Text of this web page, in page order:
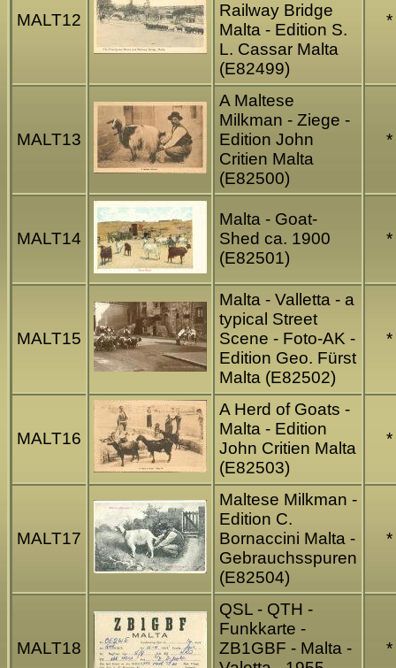
MALT12
Railway Bridge
Malta - Edition S.
L. Cassar Malta
(E82499)
*
MALT13
A Maltese
Milkman - Ziege -
Edition John
Critien Malta
(E82500)
*
MALT14
Malta - Goat-
Shed ca. 1900
(E82501)
*
MALT15
Malta - Valletta - a
typical Street
Scene - Foto-AK -
Edition Geo. Fürst
Malta (E82502)
*
MALT16
A Herd of Goats -
Malta - Edition
John Critien Malta
(E82503)
*
MALT17
Maltese Milkman -
Edition C.
Bornaccini Malta -
Gebrauchsspuren
(E82504)
*
MALT18
QSL - QTH -
Funkkarte -
ZB1GBF - Malta -
*